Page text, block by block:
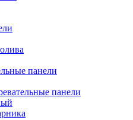
панели
панели